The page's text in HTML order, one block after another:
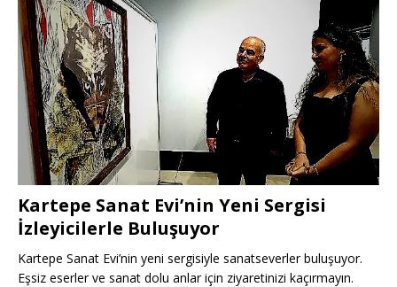
Kartepe Sanat Evi’nin Yeni Sergisi
İzleyicilerle Buluşuyor
Kartepe Sanat Evi’nin yeni sergisiyle sanatseverler buluşuyor.
Eşsiz eserler ve sanat dolu anlar için ziyaretinizi kaçırmayın.